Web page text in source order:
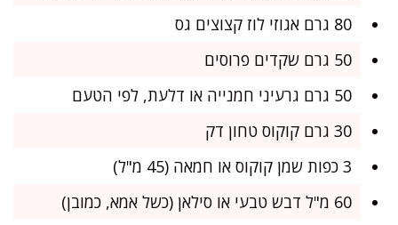
80 גרם אגוזי לוז קצוצים גס
50 גרם שקדים פרוסים
50 גרם גרעיני חמנייה או דלעת, לפי הטעם
30 גרם קוקוס טחון דק
3 כפות שמן קוקוס או חמאה (45 מ"ל)
60 מ"ל דבש טבעי או סילאן (כשל אמא, כמובן)